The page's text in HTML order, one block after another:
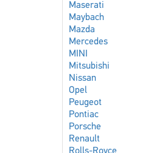
Maserati
Maybach
Mazda
Mercedes
MINI
Mitsubishi
Nissan
Opel
Peugeot
Pontiac
Porsche
Renault